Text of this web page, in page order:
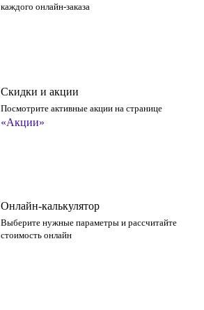
каждого онлайн-заказа
Скидки и акции
Посмотрите активные акции на странице
«Акции»
Онлайн-калькулятор
Выберите нужные параметры и рассчитайте
стоимость онлайн